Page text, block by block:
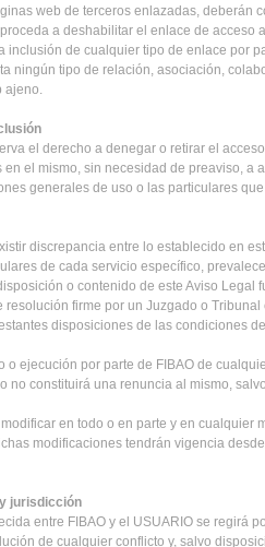
web de terceros enlazadas, deberán
a deshabilitar el enlace de acceso
inclusión de cualquier tipo de enlace por
ningún tipo de relación, asociación,
ajeno.
el derecho a denegar o retirar el
en el mismo, sin necesidad de preaviso, a
generales de uso o las particulares
discrepancia entre lo establecido en
de cada servicio específico,
o contenido de este Aviso Legal
resolución firme por un Juzgado o
disposiciones de las condiciones
o ejecución por parte de FIBAO de
no constituirá una renuncia al mismo,
en todo o en parte y en cualquier
modificaciones tendrán vigencia
jurisdicción
entre FIBAO y el USUARIO se regirá
de cualquier conflicto y, salvo